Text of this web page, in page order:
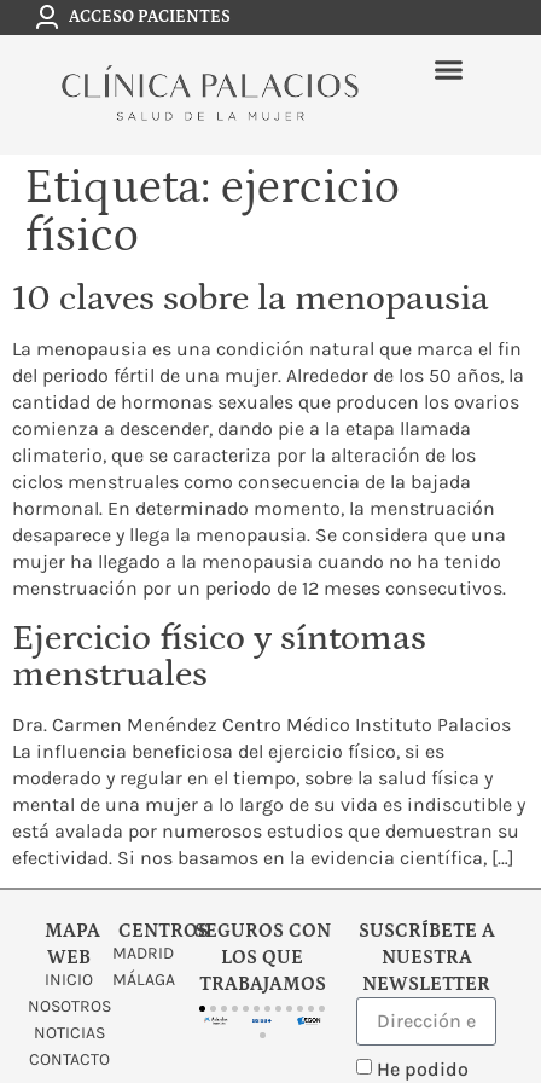
ACCESO PACIENTES
Etiqueta: ejercicio
físico
10 claves sobre la menopausia
La menopausia es una condición natural que marca el fin
del periodo fértil de una mujer. Alrededor de los 50 años, la
cantidad de hormonas sexuales que producen los ovarios
comienza a descender, dando pie a la etapa llamada
climaterio, que se caracteriza por la alteración de los
ciclos menstruales como consecuencia de la bajada
hormonal. En determinado momento, la menstruación
desaparece y llega la menopausia. Se considera que una
mujer ha llegado a la menopausia cuando no ha tenido
menstruación por un periodo de 12 meses consecutivos.
Ejercicio físico y síntomas
menstruales
Dra. Carmen Menéndez Centro Médico Instituto Palacios
La influencia beneficiosa del ejercicio físico, si es
moderado y regular en el tiempo, sobre la salud física y
mental de una mujer a lo largo de su vida es indiscutible y
está avalada por numerosos estudios que demuestran su
efectividad. Si nos basamos en la evidencia científica, […]
MAPA
WEB
INICIO
NOSOTROS
NOTICIAS
CONTACTO
CENTROS
MADRID
MÁLAGA
SEGUROS CON
LOS QUE
TRABAJAMOS
SUSCRÍBETE A
NUESTRA
NEWSLETTER
He podido